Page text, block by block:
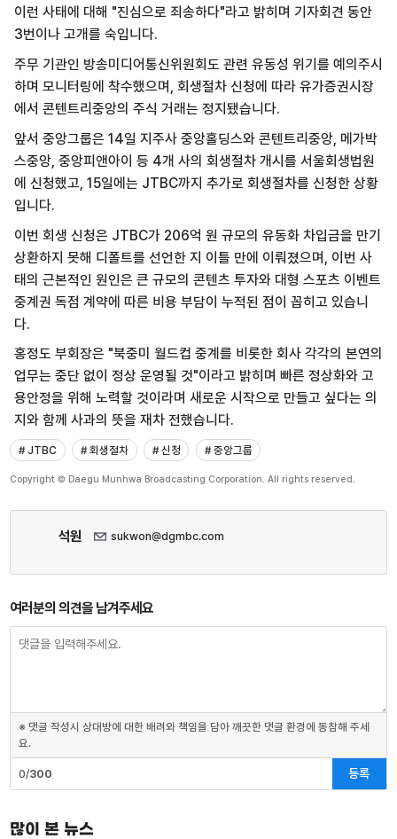
이런 사태에 대해 "진심으로 죄송하다"라고 밝히며 기자회견 동안
3번이나 고개를 숙입니다.
주무 기관인 방송미디어통신위원회도 관련 유동성 위기를 예의주시
하며 모니터링에 착수했으며, 회생절차 신청에 따라 유가증권시장
에서 콘텐트리중앙의 주식 거래는 정지됐습니다.
앞서 중앙그룹은 14일 지주사 중앙홀딩스와 콘텐트리중앙, 메가박
스중앙, 중앙피앤아이 등 4개 사의 회생절차 개시를 서울회생법원
에 신청했고, 15일에는 JTBC까지 추가로 회생절차를 신청한 상황
입니다.
이번 회생 신청은 JTBC가 206억 원 규모의 유동화 차입금을 만기
상환하지 못해 디폴트를 선언한 지 이틀 만에 이뤄졌으며, 이번 사
태의 근본적인 원인은 큰 규모의 콘텐츠 투자와 대형 스포츠 이벤트
중계권 독점 계약에 따른 비용 부담이 누적된 점이 꼽히고 있습니
다.
홍정도 부회장은 "북중미 월드컵 중계를 비롯한 회사 각각의 본연의
업무는 중단 없이 정상 운영될 것"이라고 밝히며 빠른 정상화와 고
용안정을 위해 노력할 것이라며 새로운 시작으로 만들고 싶다는 의
지와 함께 사과의 뜻을 재차 전했습니다.
# JTBC # 회생절차 # 신청 # 중앙그룹
Copyright © Daegu Munhwa Broadcasting Corporation. All rights reserved.
석원 sukwon@dgmbc.com
여러분의 의견을 남겨주세요
※ 댓글 작성시 상대방에 대한 배려와 책임을 담아 깨끗한 댓글 환경에 동참해 주세
요.
0/300 등록
많이 본 뉴스